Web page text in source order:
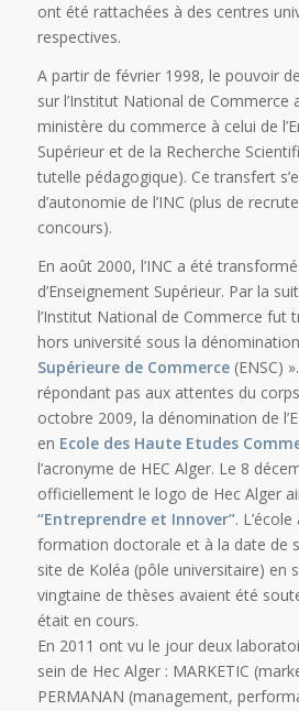
ont été rattachées à des centres
respectives.
A partir de février 1998, le pouvoir
sur l’Institut National de Commerce
ministère du commerce à celui de
Supérieur et de la Recherche
tutelle pédagogique). Ce transfert
d’autonomie de l’INC (plus de
concours).
En août 2000, l’INC a été
d’Enseignement Supérieur. Par la
l’Institut National de Commerce fut
hors université sous la dénomination
Supérieure de Commerce(ENSC)
répondant pas aux attentes du
octobre 2009, la dénomination de
en Ecole des Haute Etudes
l’acronyme de HEC Alger. Le 8
officiellement le logo de Hec Alger
“Entreprendre et Innover”.
formation doctorale et à la date de
site de Koléa (pôle universitaire) en
vingtaine de thèses avaient été
était en cours.
En 2011 ont vu le jour deux
sein de Hec Alger : MARKETIC
PERMANAN (management,